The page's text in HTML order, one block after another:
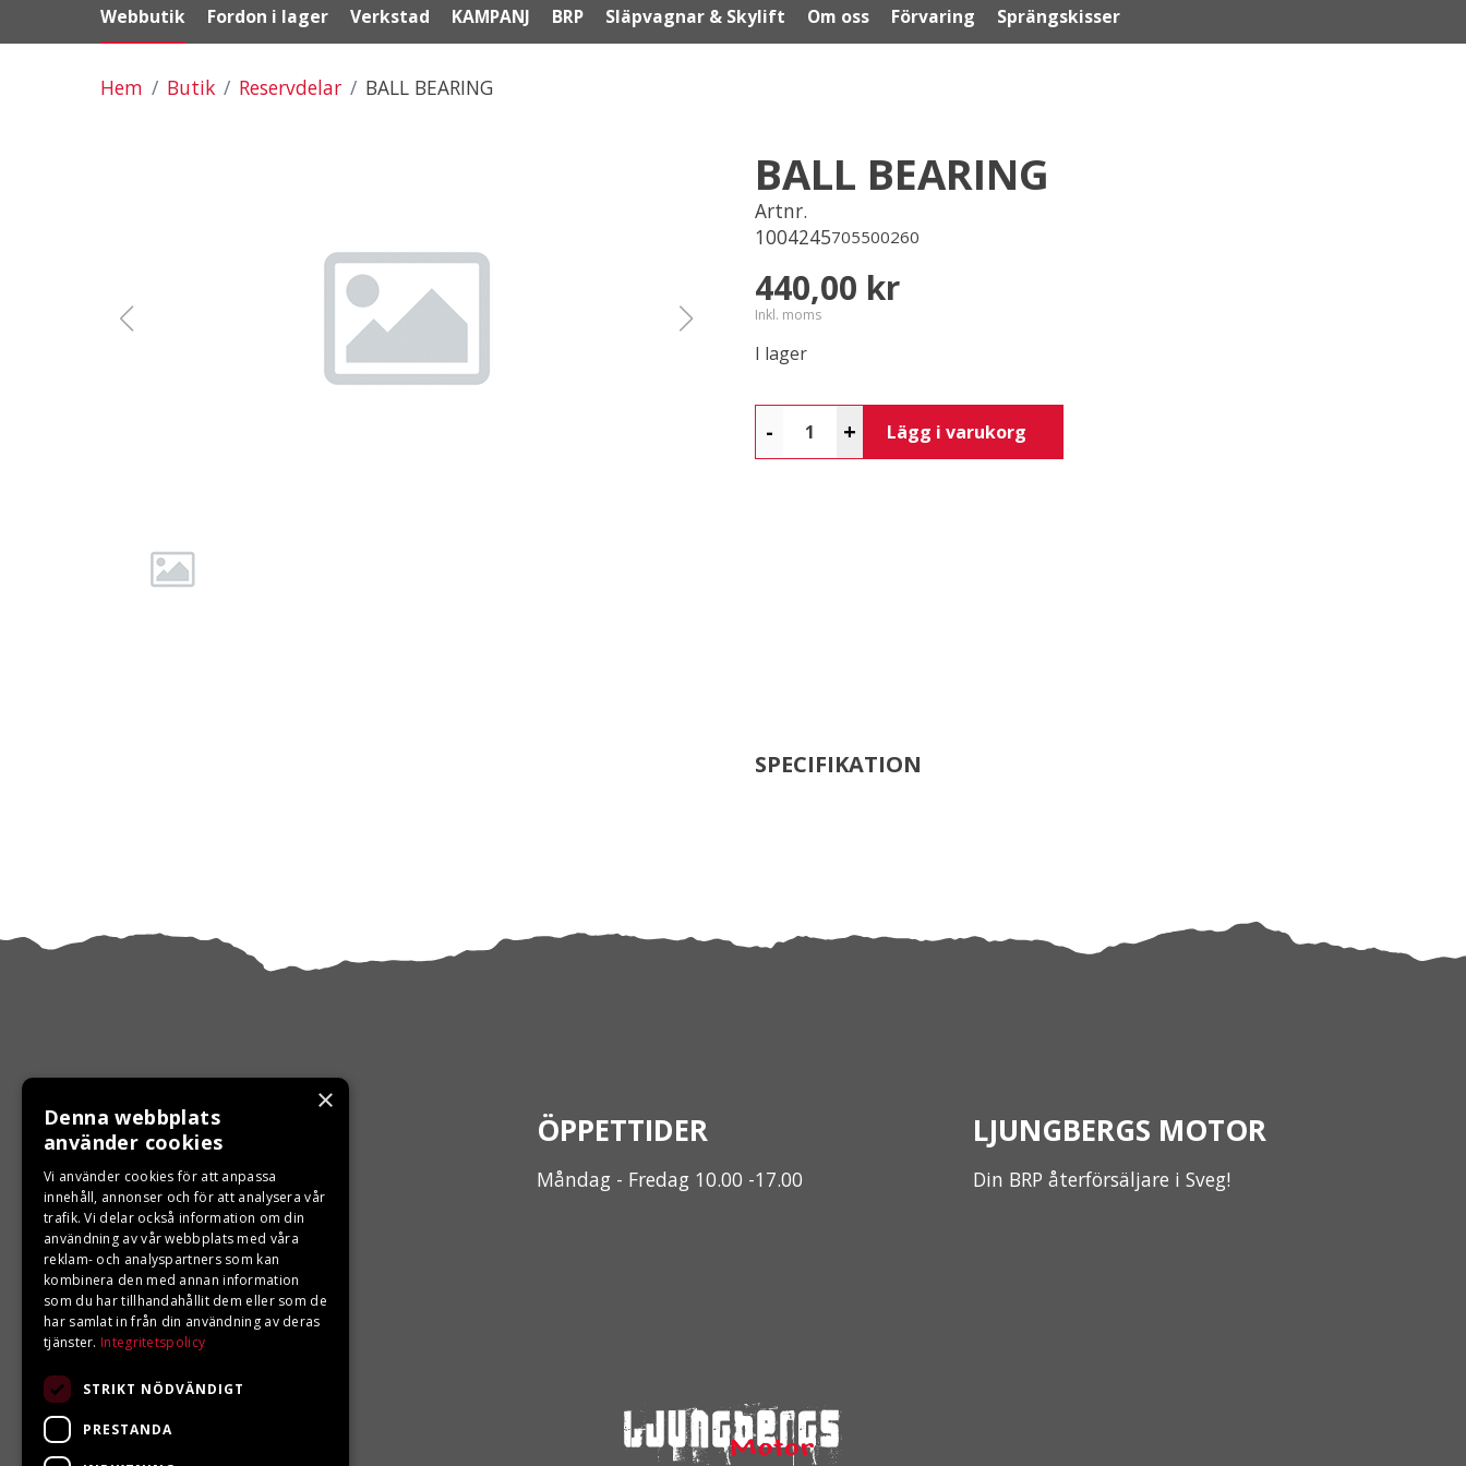
Webbutik Fordon i lager Verkstad KAMPANJ BRP Släpvagnar & Skylift Om oss Förvaring Sprängskisser
Hem Butik Reservdelar BALL BEARING
BALL BEARING
Artnr.
1004245705500260
440,00 kr
Inkl. moms
I lager
- + Lägg i varukorg
SPECIFIKATION
KONTAKTA OSS
Ångra ditt köp
0680-103 60
info@ljungbergsmotor.se
Kolgatan 1C, 842 31 Sveg
ÖPPETTIDER
Måndag - Fredag 10.00 -17.00
LJUNGBERGS MOTOR
Din BRP återförsäljare i Sveg!
×
Denna webbplats
använder cookies
Vi använder cookies för att anpassa
innehåll, annonser och för att analysera vår
trafik. Vi delar också information om din
användning av vår webbplats med våra
reklam- och analyspartners som kan
kombinera den med annan information
som du har tillhandahållit dem eller som de
har samlat in från din användning av deras
tjänster. Integritetspolicy
STRIKT NÖDVÄNDIGT
PRESTANDA